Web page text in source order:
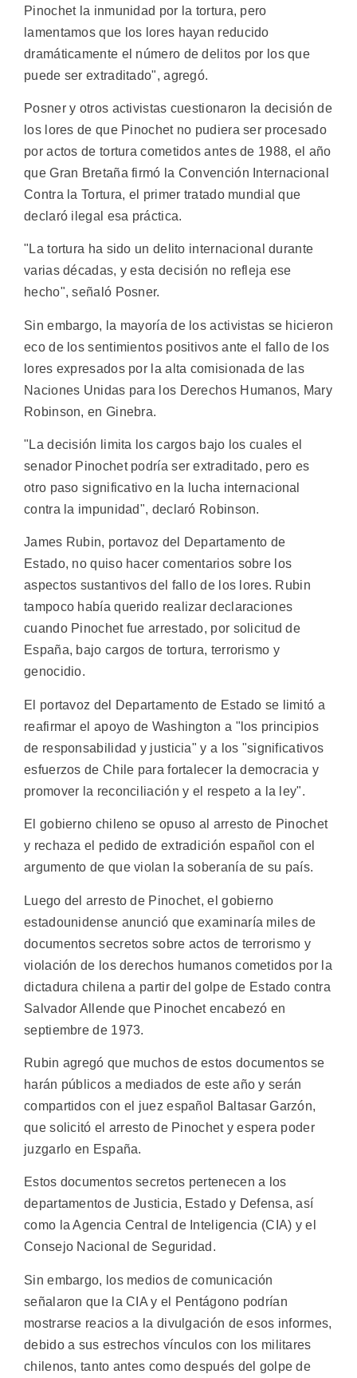
Pinochet la inmunidad por la tortura, pero
lamentamos que los lores hayan reducido
dramáticamente el número de delitos por los que
puede ser extraditado", agregó.
Posner y otros activistas cuestionaron la decisión de
los lores de que Pinochet no pudiera ser procesado
por actos de tortura cometidos antes de 1988, el año
que Gran Bretaña firmó la Convención Internacional
Contra la Tortura, el primer tratado mundial que
declaró ilegal esa práctica.
"La tortura ha sido un delito internacional durante
varias décadas, y esta decisión no refleja ese
hecho", señaló Posner.
Sin embargo, la mayoría de los activistas se hicieron
eco de los sentimientos positivos ante el fallo de los
lores expresados por la alta comisionada de las
Naciones Unidas para los Derechos Humanos, Mary
Robinson, en Ginebra.
"La decisión limita los cargos bajo los cuales el
senador Pinochet podría ser extraditado, pero es
otro paso significativo en la lucha internacional
contra la impunidad", declaró Robinson.
James Rubin, portavoz del Departamento de
Estado, no quiso hacer comentarios sobre los
aspectos sustantivos del fallo de los lores. Rubin
tampoco había querido realizar declaraciones
cuando Pinochet fue arrestado, por solicitud de
España, bajo cargos de tortura, terrorismo y
genocidio.
El portavoz del Departamento de Estado se limitó a
reafirmar el apoyo de Washington a "los principios
de responsabilidad y justicia" y a los "significativos
esfuerzos de Chile para fortalecer la democracia y
promover la reconciliación y el respeto a la ley".
El gobierno chileno se opuso al arresto de Pinochet
y rechaza el pedido de extradición español con el
argumento de que violan la soberanía de su país.
Luego del arresto de Pinochet, el gobierno
estadounidense anunció que examinaría miles de
documentos secretos sobre actos de terrorismo y
violación de los derechos humanos cometidos por la
dictadura chilena a partir del golpe de Estado contra
Salvador Allende que Pinochet encabezó en
septiembre de 1973.
Rubin agregó que muchos de estos documentos se
harán públicos a mediados de este año y serán
compartidos con el juez español Baltasar Garzón,
que solicitó el arresto de Pinochet y espera poder
juzgarlo en España.
Estos documentos secretos pertenecen a los
departamentos de Justicia, Estado y Defensa, así
como la Agencia Central de Inteligencia (CIA) y el
Consejo Nacional de Seguridad.
Sin embargo, los medios de comunicación
señalaron que la CIA y el Pentágono podrían
mostrarse reacios a la divulgación de esos informes,
debido a sus estrechos vínculos con los militares
chilenos, tanto antes como después del golpe de